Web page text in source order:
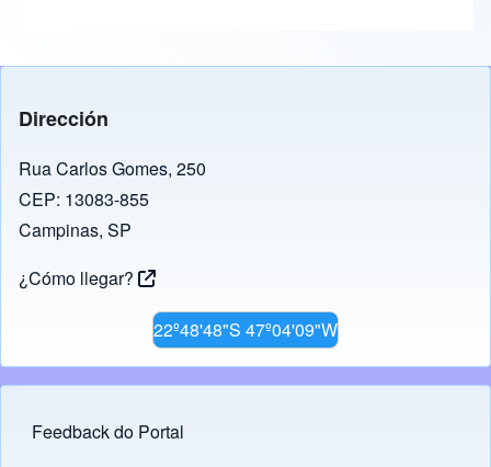
Dirección
Rua Carlos Gomes, 250
CEP: 13083-855
Campinas, SP
¿Cómo llegar?
22º48'48"S 47º04'09"W
Footer menu
Feedback do Portal